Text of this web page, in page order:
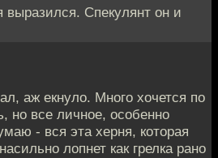
выразился. Спекулянт он и
аж екнуло. Много хочется по
но все личное, особенно
- вся эта херня, которая
лопнет как грелка рано